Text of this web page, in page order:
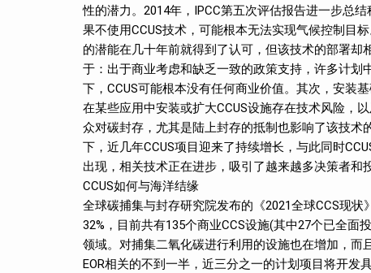
性的潜力。2014年，IPCC第五次评估报告进一步总
果不使用CCUS技术，可能根本无法实现气候控制目
的潜能在几十年前就得到了认可，但该技术的部署
于：出于商业考虑和缺乏一致的政策支持，许多计划
下，CCUS可能根本没有任何商业价值。其次，安装
在某些应用中安装或扩大CCUS设施存在技术风险，
众对碳封存，尤其是陆上封存的抵制也影响了该技
下，近几年CCUS项目迎来了持续增长，与此同时
出现，相关技术正在进步，吸引了越来越多决策者和
CCUS如何与海洋结缘
全球碳捕集与封存研究院发布的《2021全球CCS现
32%，目前共有135个商业CCS设施(其中27个已全
领域。对捕集二氧化碳进行利用的设施也在增加，而
EOR相关的不到一半，近三分之一的计划项目将开发